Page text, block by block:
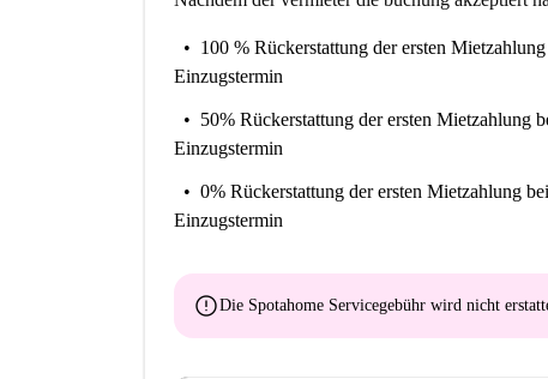
100 % Rückerstattung der ersten Mietzahlung
Einzugstermin
50% Rückerstattung der ersten Mietzahlung
Einzugstermin
0% Rückerstattung der ersten Mietzahlung
Einzugstermin
errorDie Spotahome Servicegebühr wird nicht